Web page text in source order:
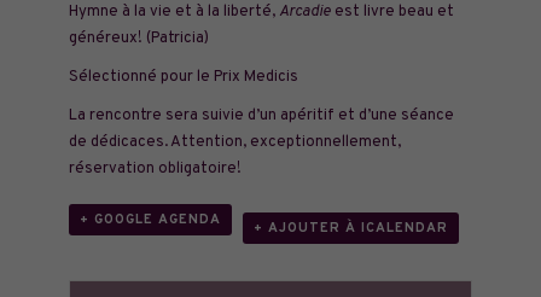
Hymne à la vie et à la liberté, Arcadieest livre beau et
généreux! (Patricia)
Sélectionné pour le Prix Medicis
La rencontre sera suivie d’un apéritif et d’une séance
de dédicaces. Attention, exceptionnellement,
réservation obligatoire!
+ GOOGLE AGENDA
+ AJOUTER À ICALENDAR